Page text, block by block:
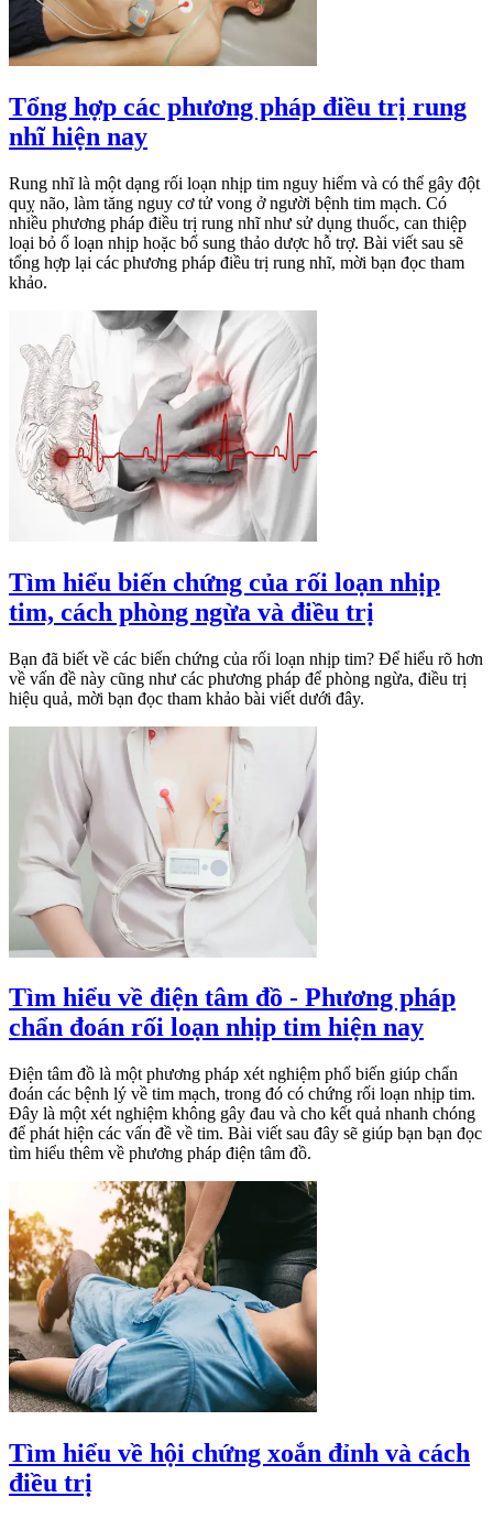
Tổng hợp các phương pháp điều trị rung
nhĩ hiện nay
Rung nhĩ là một dạng rối loạn nhịp tim nguy hiểm và có thể gây đột
quỵ não, làm tăng nguy cơ tử vong ở người bệnh tim mạch. Có
nhiều phương pháp điều trị rung nhĩ như sử dụng thuốc, can thiệp
loại bỏ ổ loạn nhịp hoặc bổ sung thảo dược hỗ trợ. Bài viết sau sẽ
tổng hợp lại các phương pháp điều trị rung nhĩ, mời bạn đọc tham
khảo.
Tìm hiểu biến chứng của rối loạn nhịp
tim, cách phòng ngừa và điều trị
Bạn đã biết về các biến chứng của rối loạn nhịp tim? Để hiểu rõ hơn
về vấn đề này cũng như các phương pháp để phòng ngừa, điều trị
hiệu quả, mời bạn đọc tham khảo bài viết dưới đây.
Tìm hiểu về điện tâm đồ - Phương pháp
chẩn đoán rối loạn nhịp tim hiện nay
Điện tâm đồ là một phương pháp xét nghiệm phổ biến giúp chẩn
đoán các bệnh lý về tim mạch, trong đó có chứng rối loạn nhịp tim.
Đây là một xét nghiệm không gây đau và cho kết quả nhanh chóng
để phát hiện các vấn đề về tim. Bài viết sau đây sẽ giúp bạn bạn đọc
tìm hiểu thêm về phương pháp điện tâm đồ.
Tìm hiểu về hội chứng xoắn đỉnh và cách
điều trị